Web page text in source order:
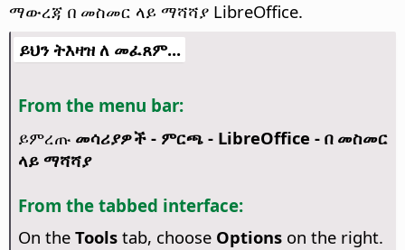
ማውረጃ በ መስመር ላይ ማሻሻያ LibreOffice.
ይህን ትእዛዝ ለ መፈጸም...
From the menu bar:
ይምረጡ መሳሪያዎች - ምርጫ - LibreOffice - በ መስመር
ላይ ማሻሻያ
From the tabbed interface:
On the Toolstab, choose Optionson the right.